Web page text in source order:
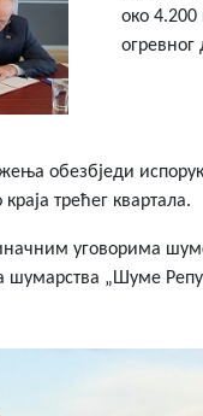
око
огревног
обезбједи
трећег квартала.
уговорима
„Шуме